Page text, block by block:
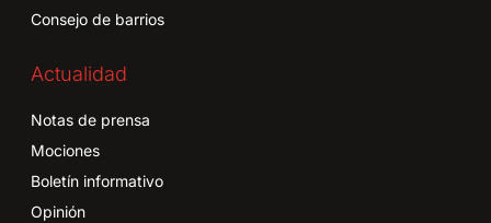
Consejo de barrios
Actualidad
Notas de prensa
Mociones
Boletín informativo
Opinión